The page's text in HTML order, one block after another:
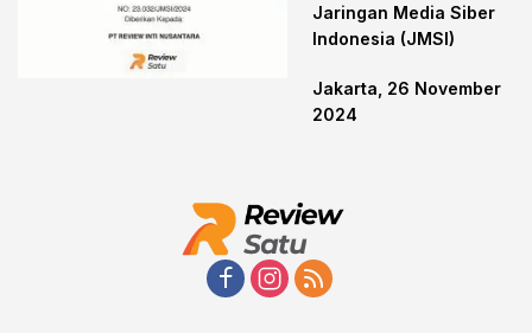
Jaringan Media Siber
Indonesia (JMSI)
Jakarta, 26 November
2024